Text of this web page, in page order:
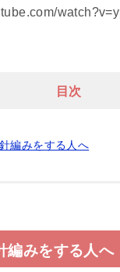
目次
編みをする人へ
編みをする人へ